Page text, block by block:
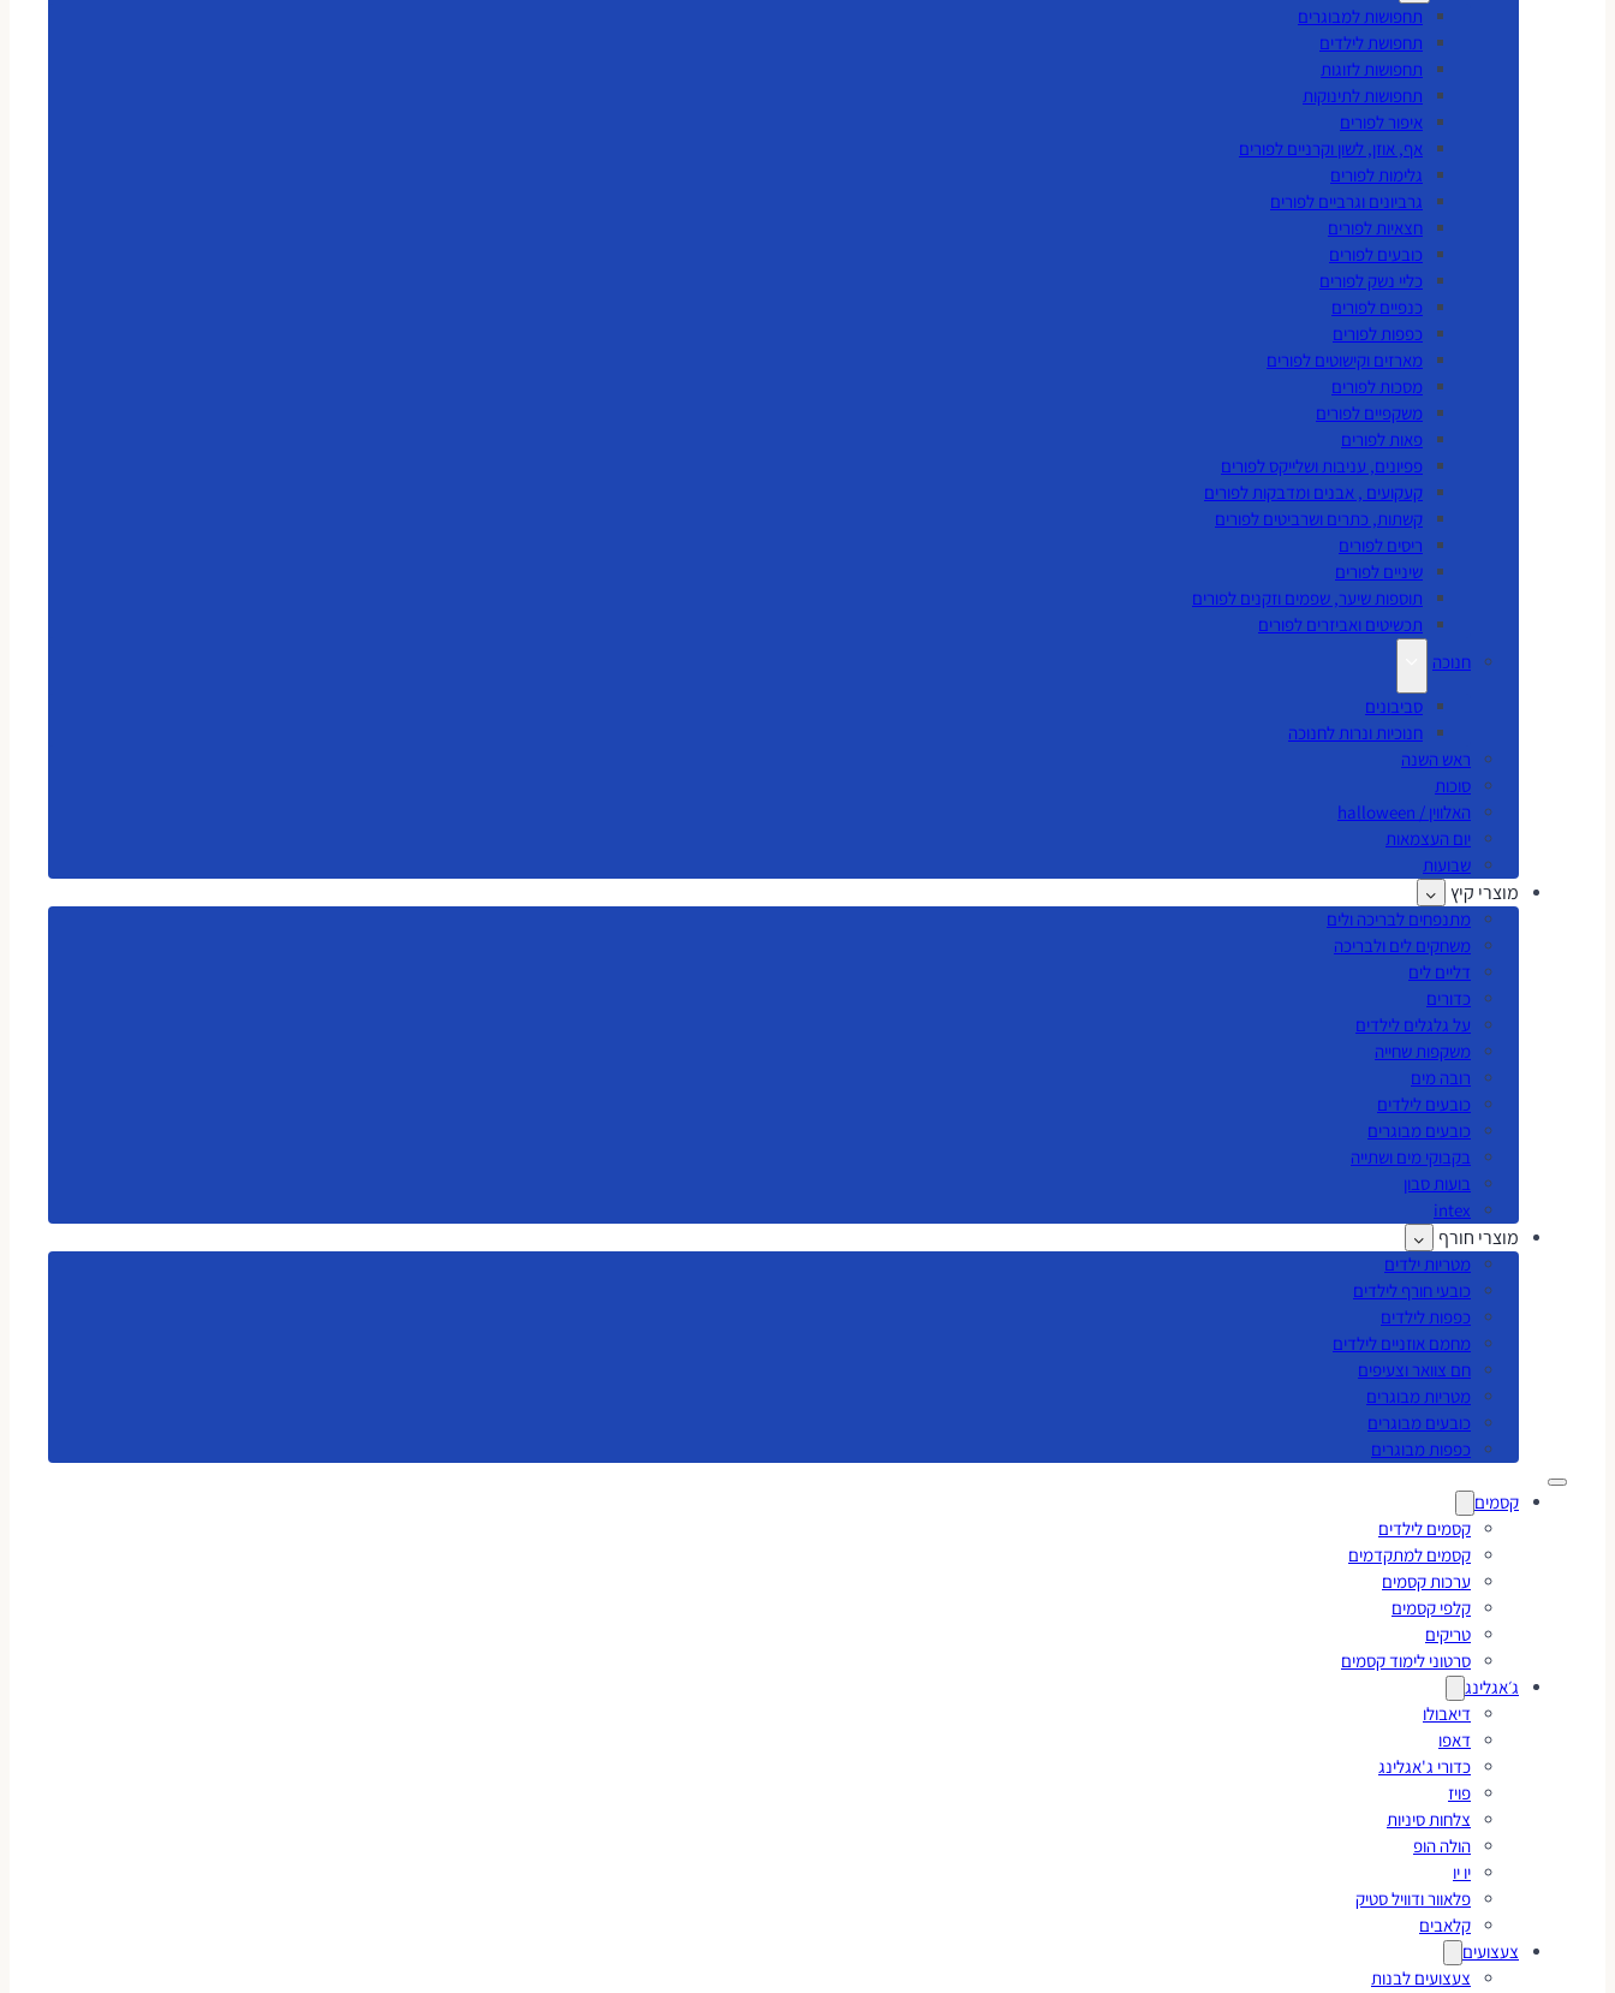
תחפושות למבוגרים
תחפושת לילדים
תחפושות לזוגות
תחפושות לתינוקות
איפור לפורים
אף, אוזן, לשון וקרניים לפורים
גלימות לפורים
גרביונים וגרביים לפורים
חצאיות לפורים
כובעים לפורים
כליי נשק לפורים
כנפיים לפורים
כפפות לפורים
מארזים וקישוטים לפורים
מסכות לפורים
משקפיים לפורים
פאות לפורים
פפיונים, עניבות ושלייקס לפורים
קעקועים , אבנים ומדבקות לפורים
קשתות, כתרים ושרביטים לפורים
ריסים לפורים
שיניים לפורים
תוספות שיער, שפמים וזקנים לפורים
תכשיטים ואביזרים לפורים
חנוכה
סביבונים
חנוכיות ונרות לחנוכה
ראש השנה
סוכות
האלווין / halloween
יום העצמאות
שבועות
מוצרי קיץ
מתנפחים לבריכה ולים
משחקים לים ולבריכה
דליים לים
כדורים
על גלגלים לילדים
משקפות שחייה
רובה מים
כובעים לילדים
כובעים מבוגרים
בקבוקי מים ושתייה
בועות סבון
intex
מוצרי חורף
מטריות ילדים
כובעי חורף לילדים
כפפות לילדים
מחמם אוזניים לילדים
חם צוואר וצעיפים
מטריות מבוגרים
כובעים מבוגרים
כפפות מבוגרים
קסמים
קסמים לילדים
קסמים למתקדמים
ערכות קסמים
קלפי קסמים
טריקים
סרטוני לימוד קסמים
ג׳אגלינג
דיאבולו
דאפו
כדורי ג'אגלינג
פויז
צלחות סיניות
הולה הופ
יו יו
פלאוור ודוויל סטיק
קלאבים
צעצועים
צעצועים לבנות